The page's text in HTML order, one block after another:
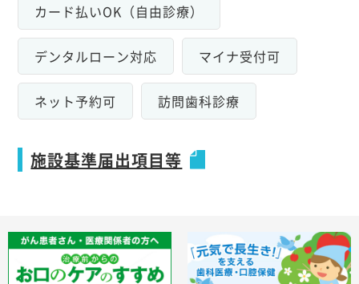
カード払いOK（自由診療）
デンタルローン対応 マイナ受付可
ネット予約可 訪問歯科診療
施設基準届出項目等